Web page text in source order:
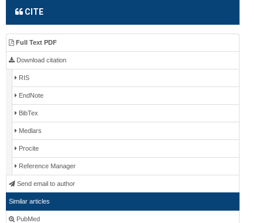
CITE
Full Text PDF
Download citation
RIS
EndNote
BibTex
Medlars
Procite
Reference Manager
Send email to author
Similar articles
PubMed